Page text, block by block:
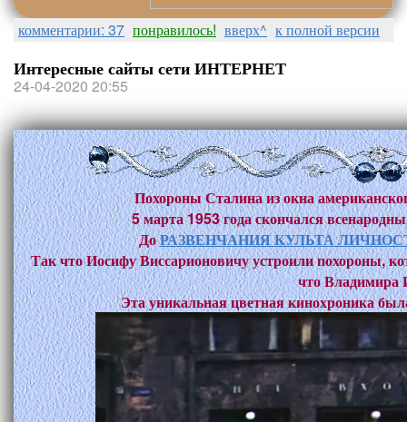
комментарии: 37 понравилось! вверх^ к полной версии
Интересные сайты сети ИНТЕРНЕТ
24-04-2020 20:55
Похороны Сталина из окна
5 марта 1953 года скончался
ДоРАЗВЕНЧАНИЯ КУЛЬТА
Так что Иосифу Виссарионовичу устроили похороны,
что Владимира
Эта уникальная цветная кинохроника